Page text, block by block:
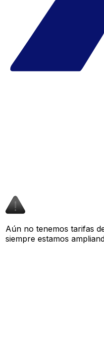
Aún no tenemos tarifas
siempre estamos